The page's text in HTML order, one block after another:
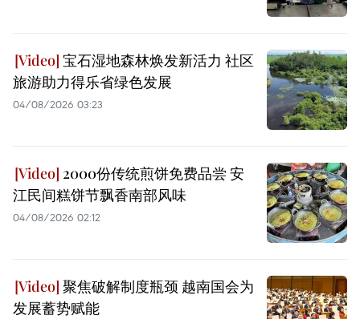
宝石湿地森林焕发新活力 社区
旅游助力得乐省绿色发展
04/08/2026 03:23
2000份传统煎饼免费品尝 安
江民间糕饼节飘香南部风味
04/08/2026 02:12
聚焦破解制度瓶颈 越南国会为
发展蓄势赋能